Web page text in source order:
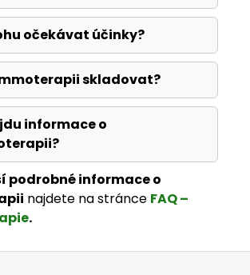
očekávat účinky?
skladovat?
informace o
podrobné informace o
najdete na stránce FAQ –
.